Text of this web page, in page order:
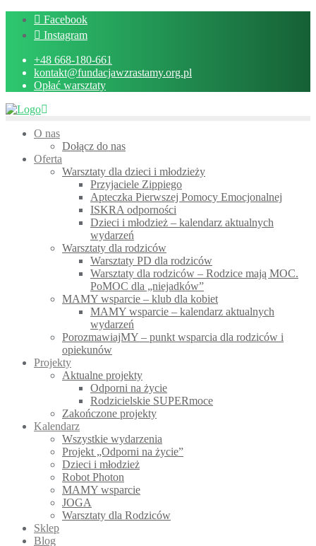
Skip
content
Facebook
Instagram
+48 668-180-661
kontakt@fundacjawzrastamy.org.pl
Opłać warsztaty
O nas
Dołącz do nas
Oferta
Warsztaty dla dzieci i młodzieży
Przyjaciele Zippiego
Apteczka Pierwszej Pomocy Emocjonalnej
ISKRA odporności
Dzieci i młodzież – kalendarz aktualnych
wydarzeń
Warsztaty dla rodziców
Warsztaty PD dla rodziców
Warsztaty dla rodziców – Rodzice mają MOC.
PoMOC dla „niejadków”
MAMY wsparcie – klub dla kobiet
MAMY wsparcie – kalendarz aktualnych
wydarzeń
PorozmawiajMY – punkt wsparcia dla rodziców i
opiekunów
Projekty
Aktualne projekty
Odporni na życie
Rodzicielskie SUPERmoce
Zakończone projekty
Kalendarz
Wszystkie wydarzenia
Projekt „Odporni na życie”
Dzieci i młodzież
Robot Photon
MAMY wsparcie
JOGA
Warsztaty dla Rodziców
Sklep
Blog